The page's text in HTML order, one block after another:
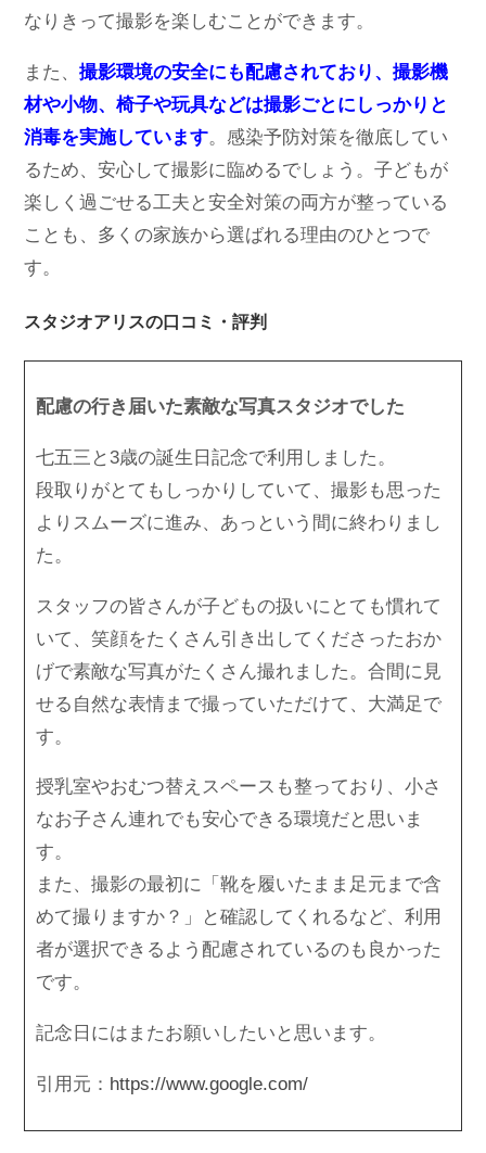
なりきって撮影を楽しむことができます。
また、 撮影環境の安全にも配慮されており、撮影機
材や小物、椅子や玩具などは撮影ごとにしっかりと
消毒を実施しています。感染予防対策を徹底してい
るため、安心して撮影に臨めるでしょう。子どもが
楽しく過ごせる工夫と安全対策の両方が整っている
ことも、多くの家族から選ばれる理由のひとつで
す。
スタジオアリスの口コミ・評判
配慮の行き届いた素敵な写真スタジオでした
七五三と3歳の誕生日記念で利用しました。
段取りがとてもしっかりしていて、撮影も思った
よりスムーズに進み、あっという間に終わりまし
た。
スタッフの皆さんが子どもの扱いにとても慣れて
いて、笑顔をたくさん引き出してくださったおか
げで素敵な写真がたくさん撮れました。合間に見
せる自然な表情まで撮っていただけて、大満足で
す。
授乳室やおむつ替えスペースも整っており、小さ
なお子さん連れでも安心できる環境だと思いま
す。
また、撮影の最初に「靴を履いたまま足元まで含
めて撮りますか？」と確認してくれるなど、利用
者が選択できるよう配慮されているのも良かった
です。
記念日にはまたお願いしたいと思います。
引用元： https://www.google.com/